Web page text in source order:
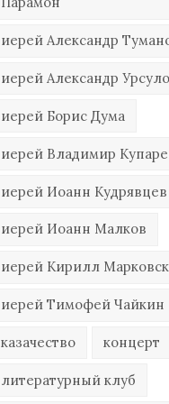
иерей Александр
иерей Александр
иерей Борис Дума
иерей Владимир
иерей Иоанн Кудрявцев
иерей Иоанн Малков
иерей Кирилл
иерей Тимофей Чайкин
казачество концерт
литературный клуб